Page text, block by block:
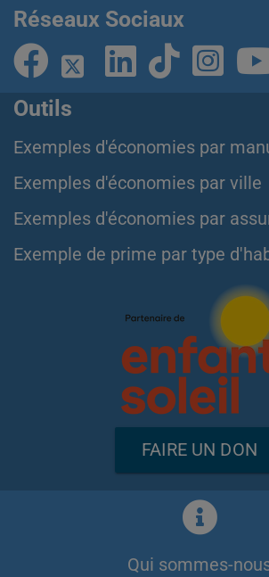
Réseaux Sociaux
Outils
Exemples d'économies par
Exemples d'économies par ville
Exemples d'économies par
Exemple de prime par type
FAIRE UN DON
Qui sommes-